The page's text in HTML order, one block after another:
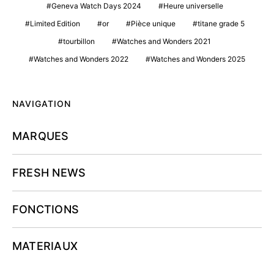
Geneva Watch Days 2024
Heure universelle
Limited Edition
or Pièce unique
titane grade 5
tourbillon
Watches and Wonders 2021
Watches and Wonders 2022
Watches and Wonders 2025
NAVIGATION
MARQUES
FRESH NEWS
FONCTIONS
MATERIAUX